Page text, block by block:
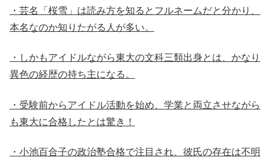
・芸名「桜雪」は読み方を知るとフルネームだと分かり、
本名なのか知りたがる人が多い。
・しかもアイドルながら東大の文科三類出身とは、かなり
異色の経歴の持ち主になる。
・受験前からアイドル活動を始め、学業と両立させながら
も東大に合格したとは驚き！
・小池百合子の政治塾合格で注目され、彼氏の存在は不明